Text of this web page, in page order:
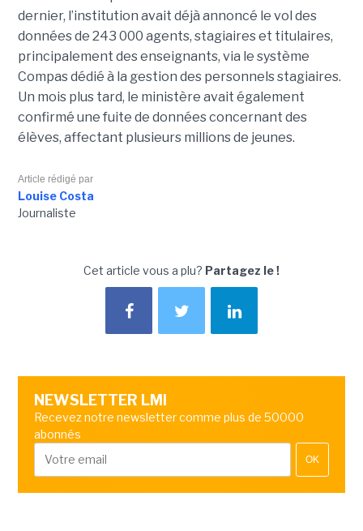
dernier, l’institution avait déjà annoncé le vol des
données de 243 000 agents, stagiaires et titulaires,
principalement des enseignants, via le système
Compas dédié à la gestion des personnels stagiaires.
Un mois plus tard, le ministère avait également
confirmé une fuite de données concernant des
élèves, affectant plusieurs millions de jeunes.
Article rédigé par
Louise Costa
Journaliste
Cet article vous a plu? Partagez le !
NEWSLETTER LMI
Recevez notre newsletter comme plus de 50000
abonnés
OK